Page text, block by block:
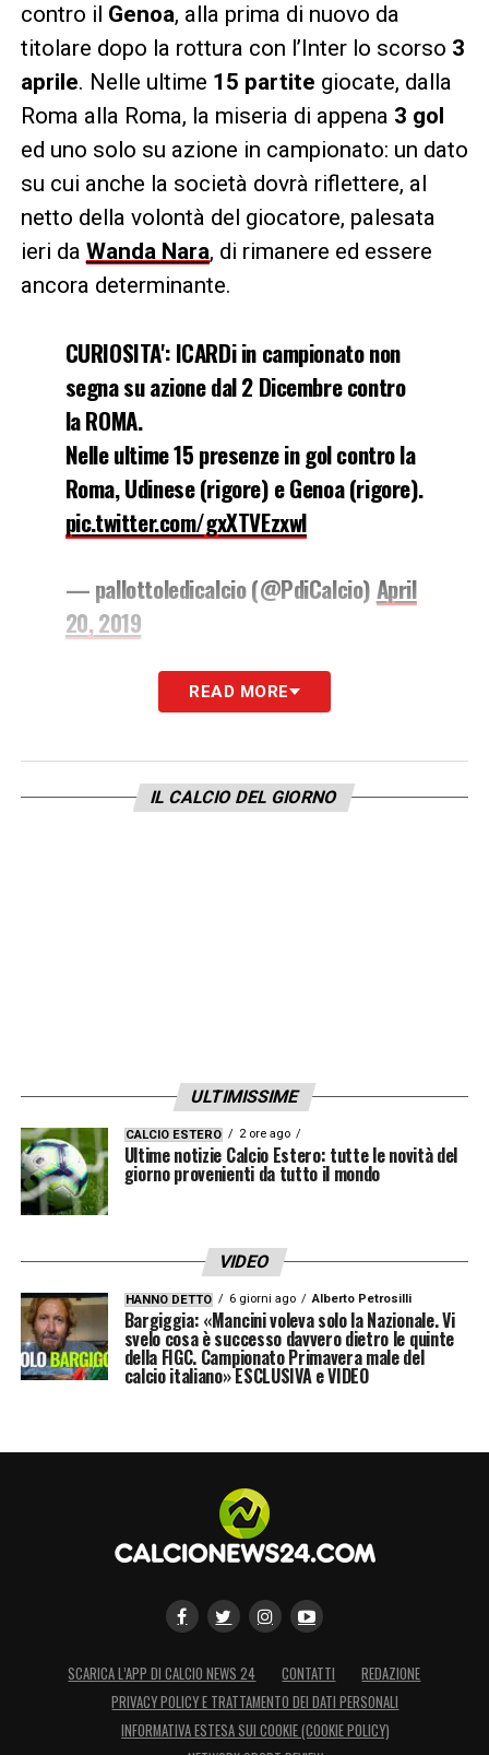
contro il Genoa, alla prima di nuovo da
titolare dopo la rottura con l’Inter lo scorso 3
aprile. Nelle ultime 15 partite giocate, dalla
Roma alla Roma, la miseria di appena 3 gol
ed uno solo su azione in campionato: un dato
su cui anche la società dovrà riflettere, al
netto della volontà del giocatore, palesata
ieri da Wanda Nara, di rimanere ed essere
ancora determinante.
CURIOSITA': ICARDi in campionato non
segna su azione dal 2 Dicembre contro
la ROMA.
Nelle ultime 15 presenze in gol contro la
Roma, Udinese (rigore) e Genoa (rigore).
pic.twitter.com/gxXTVEzxwl
— pallottoledicalcio (@PdiCalcio)April
20, 2019
LA PLAYLIST DELLE NOSTRE TOP NEWS
READ MORE
IL CALCIO DEL GIORNO
ULTIMISSIME
CALCIO ESTERO 2 ore ago
Ultime notizie Calcio Estero: tutte le novità del
giorno provenienti da tutto il mondo
VIDEO
HANNO DETTO 6 giorni ago Alberto Petrosilli
Bargiggia: «Mancini voleva solo la Nazionale. Vi
svelo cosa è successo davvero dietro le quinte
della FIGC. Campionato Primavera male del
calcio italiano» ESCLUSIVA e VIDEO
SCARICA L’APP DI CALCIO NEWS 24 CONTATTI
REDAZIONE
PRIVACY POLICY E TRATTAMENTO DEI DATI PERSONALI
INFORMATIVA ESTESA SUI COOKIE (COOKIE POLICY)